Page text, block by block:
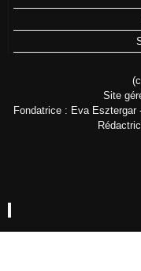
Site
Fondatrice : Eva Esztergar